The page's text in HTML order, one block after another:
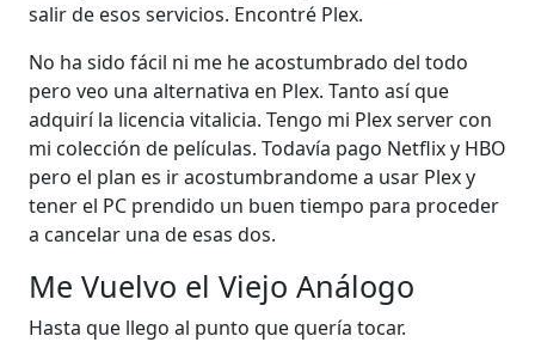
salir de esos servicios. Encontré Plex.
No ha sido fácil ni me he acostumbrado del todo
pero veo una alternativa en Plex. Tanto así que
adquirí la licencia vitalicia. Tengo mi Plex server con
mi colección de películas. Todavía pago Netflix y HBO
pero el plan es ir acostumbrandome a usar Plex y
tener el PC prendido un buen tiempo para proceder
a cancelar una de esas dos.
Me Vuelvo el Viejo Análogo
Hasta que llego al punto que quería tocar.